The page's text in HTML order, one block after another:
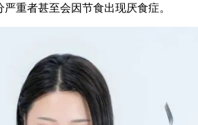
重者甚至会因节食出现厌食症。